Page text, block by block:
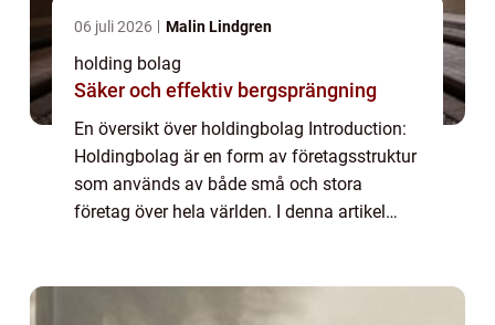
06 juli 2026 Malin Lindgren
holding bolag
Säker och effektiv bergsprängning
En översikt över holdingbolag Introduction:
Holdingbolag är en form av företagsstruktur
som används av både små och stora
företag över hela världen. I denna artikel